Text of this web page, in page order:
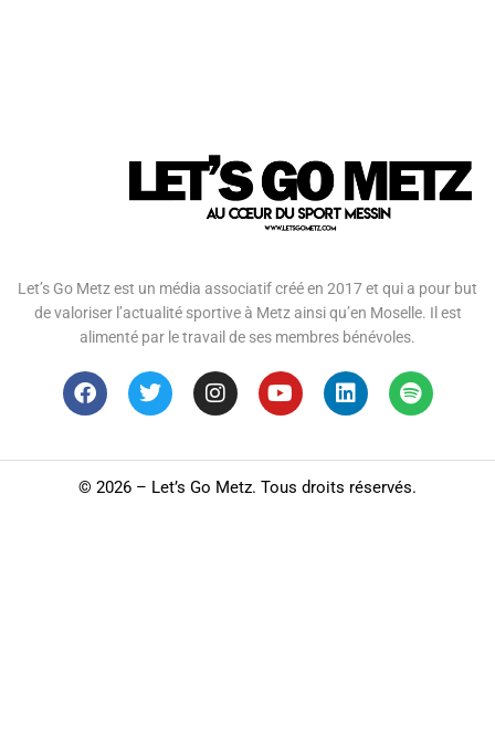
Let’s Go Metz est un média associatif créé en 2017 et qui a pour but
de valoriser l’actualité sportive à Metz ainsi qu’en Moselle. Il est
alimenté par le travail de ses membres bénévoles.
© 2026 – Let’s Go Metz. Tous droits réservés.